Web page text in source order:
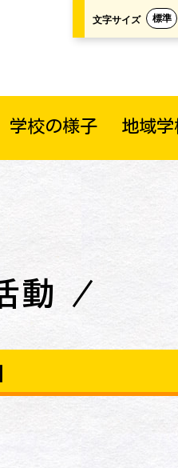
文字サイズ 標準
学校の様子 地域
動